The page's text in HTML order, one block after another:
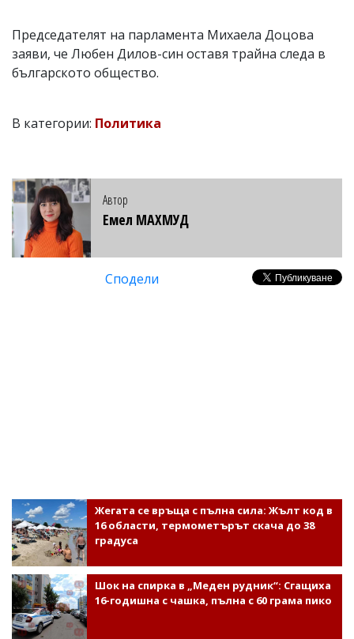
Председателят на парламента Михаела Доцова
заяви, че Любен Дилов-син оставя трайна следа в
българското общество.
В категории: Политика
Автор
Емел МАХМУД
Сподели
Жегата се връща с пълна сила: Жълт код в
16 области, термометърът скача до 38
градуса
Шок на спирка в „Меден рудник“: Сгащиха
16-годишна с чашка, пълна с 60 грама пико